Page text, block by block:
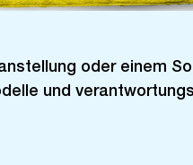
oder einem
und